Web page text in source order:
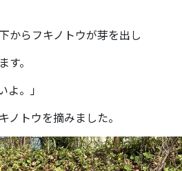
からフキノトウが芽を出し
。
よ。」
ノトウを摘みました。